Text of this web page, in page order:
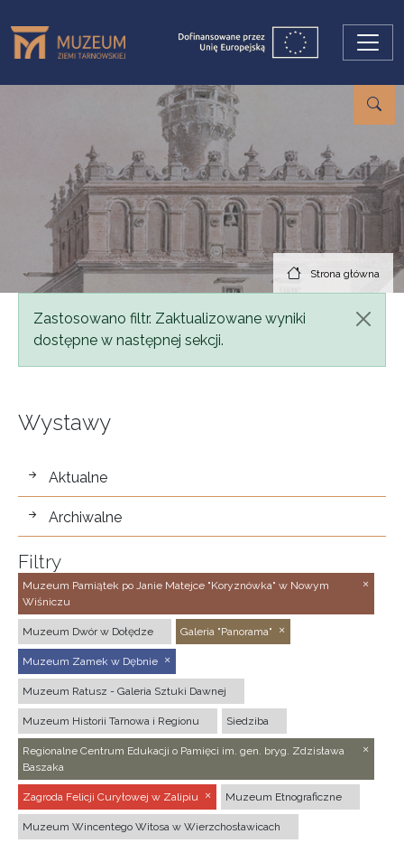
Strona główna
Komunikat
Zastosowano filtr. Zaktualizowane wyniki
dostępne w następnej sekcji.
Wystawy
wystawy
Aktualne
Archiwalne
Filtry
Muzeum Pamiątek po Janie Matejce "Koryznówka" w Nowym
Wiśniczu
Muzeum Dwór w Dołędze Galeria "Panorama"
Muzeum Zamek w Dębnie
Muzeum Ratusz - Galeria Sztuki Dawnej
Muzeum Historii Tarnowa i Regionu Siedziba
Regionalne Centrum Edukacji o Pamięci im. gen. bryg. Zdzisława
Baszaka
Zagroda Felicji Curyłowej w Zalipiu Muzeum Etnograficzne
Muzeum Wincentego Witosa w Wierzchosławicach